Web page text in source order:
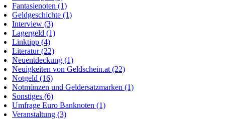
Fantasienoten (1)
Geldgeschichte (1)
Interview (3)
Lagergeld (1)
Linktipp (4)
Literatur (22)
Neuentdeckung (1)
Neuigkeiten von Geldschein.at (22)
Notgeld (16)
Notmünzen und Geldersatzmarken (1)
Sonstiges (6)
Umfrage Euro Banknoten (1)
Veranstaltung (3)